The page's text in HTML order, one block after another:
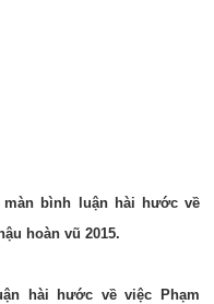
màn bình luận hài hước về
hoàn vũ 2015.
hài hước về việc Phạm